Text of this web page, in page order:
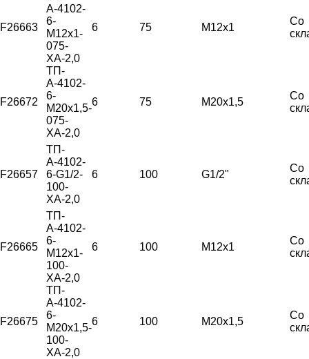
F26663
А-4102-
6-
М12х1-
075-
ХА-2,0
6 75 М12х1
Со
F26672
ТП-
А-4102-
6-
М20х1,5-
075-
ХА-2,0
6 75 М20х1,5
Со
F26657
ТП-
А-4102-
6-G1/2-
100-
ХА-2,0
6 100 G1/2"
Со
F26665
ТП-
А-4102-
6-
М12х1-
100-
ХА-2,0
6 100 М12х1
Со
F26675
ТП-
А-4102-
6-
М20х1,5-
100-
ХА-2,0
6 100 М20х1,5
Со